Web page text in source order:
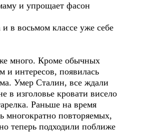
и упрощает фасон
в восьмом классе уже себе
много. Кроме обычных
и интересов, появилась
Умер Сталин, все ждали
в изголовье кровати висело
Раньше на время
многократно повторяемых,
теперь подходили поближе